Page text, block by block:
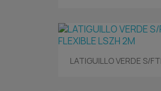
LATIGUILLO VERDE S/